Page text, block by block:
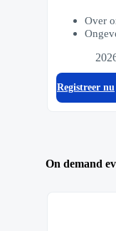
Over
Registreer nu
On demand